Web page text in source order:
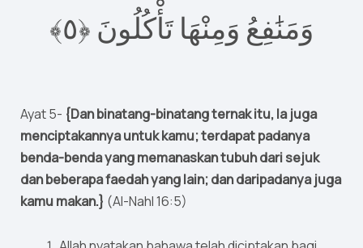
وَمَنَٰفِعُ وَمِنْهَا تَأْكُلُونَ ‎﴿٥﴾
Ayat 5- {Dan binatang-binatang ternak itu, Ia juga
menciptakannya untuk kamu; terdapat padanya
benda-benda yang memanaskan tubuh dari sejuk
dan beberapa faedah yang lain; dan daripadanya juga
kamu makan.} (Al-Nahl 16:5)